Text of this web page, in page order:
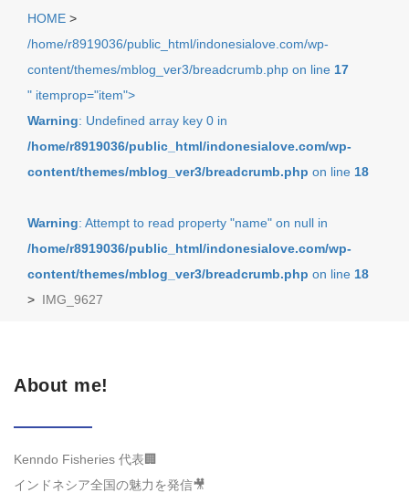
HOME >
/home/r8919036/public_html/indonesialove.com/wp-
content/themes/mblog_ver3/breadcrumb.php on line 17
" itemprop="item">
Warning: Undefined array key 0 in
/home/r8919036/public_html/indonesialove.com/wp-
content/themes/mblog_ver3/breadcrumb.php on line 18
Warning: Attempt to read property "name" on null in
/home/r8919036/public_html/indonesialove.com/wp-
content/themes/mblog_ver3/breadcrumb.php on line 18
> IMG_9627
About me!
Kenndo Fisheries 代表🏢
インドネシア全国の魅力を発信🎥